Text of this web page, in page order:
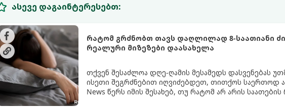
ასევე დაგაინტერესებთ:
რატომ გრძნობთ თავს დაღლილად 8-საათიანი
რეალური მიზეზები დაასახელა
თქვენ შესაძლოა დღე-ღამის მესამედს დასვენებას
ისეთი შეგრძნებით იღვიძებდეთ, თითქოს საერთოდ
News წერს იმის შესახებ, თუ რატომ არ არის